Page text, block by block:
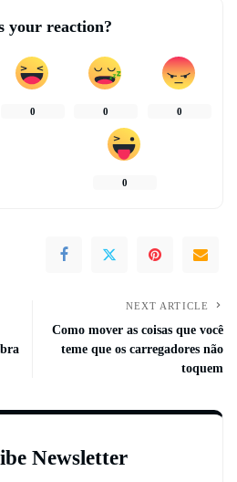
your reaction?
0 0 0
0
NEXT ARTICLE
Como mover as coisas que você
teme que os carregadores não
toquem
Newsletter